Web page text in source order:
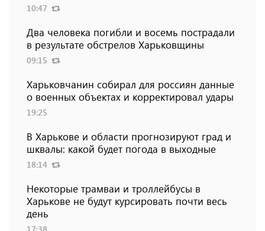
10:47
Два человека погибли и восемь пострадали
в результате обстрелов Харьковщины
09:15
Харьковчанин собирал для россиян данные
о военных объектах и ​​корректировал удары
19:25
В Харькове и области прогнозируют град и
шквалы: какой будет погода в выходные
18:14
Некоторые трамваи и троллейбусы в
Харькове не будут курсировать почти весь
день